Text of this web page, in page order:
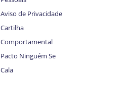
Aviso de Privacidade
Cartilha
Comportamental
Pacto Ninguém Se
Cala